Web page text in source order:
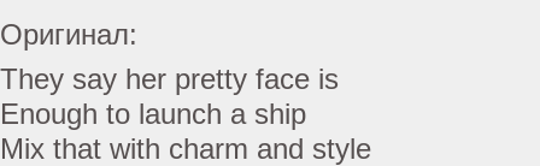
Оригинал:
They say her pretty face is
Enough to launch a ship
Mix that with charm and style